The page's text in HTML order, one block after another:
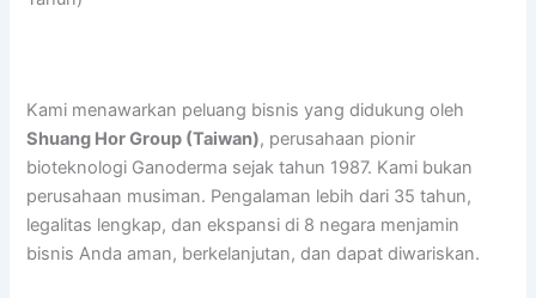
Kami menawarkan peluang bisnis yang didukung oleh
Shuang Hor Group (Taiwan), perusahaan pionir
bioteknologi Ganoderma sejak tahun 1987. Kami bukan
perusahaan musiman. Pengalaman lebih dari 35 tahun,
legalitas lengkap, dan ekspansi di 8 negara menjamin
bisnis Anda aman, berkelanjutan, dan dapat diwariskan.